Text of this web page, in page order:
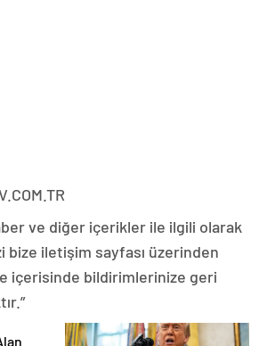
ve diğer içerikler ile ilgili olarak
bize iletişim sayfası üzerinden
içerisinde bildirimlerinize geri